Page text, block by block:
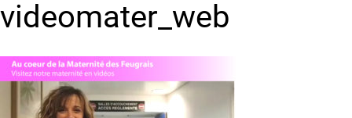
videomater_web